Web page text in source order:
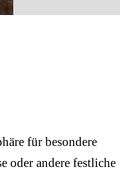
für besondere
oder andere festliche